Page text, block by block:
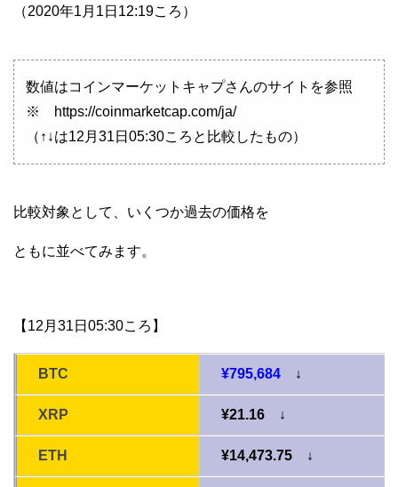
（2020年1月1日12:19ころ）
数値はコインマーケットキャプさんのサイトを参照
※ https://coinmarketcap.com/ja/
（↑↓は12月31日05:30ころと比較したもの）
比較対象として、いくつか過去の価格を
ともに並べてみます。
【12月31日05:30ころ】
BTC ¥795,684 ↓
XRP ¥21.16 ↓
ETH ¥14,473.75 ↓